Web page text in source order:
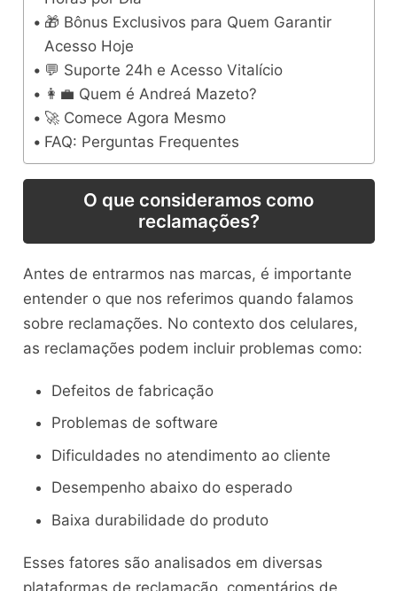
🎁 Bônus Exclusivos para Quem Garantir
Acesso Hoje
💬 Suporte 24h e Acesso Vitalício
👩‍💼 Quem é Andreá Mazeto?
🚀 Comece Agora Mesmo
FAQ: Perguntas Frequentes
O que consideramos como
reclamações?
Antes de entrarmos nas marcas, é importante
entender o que nos referimos quando falamos
sobre reclamações. No contexto dos celulares,
as reclamações podem incluir problemas como:
Defeitos de fabricação
Problemas de software
Dificuldades no atendimento ao cliente
Desempenho abaixo do esperado
Baixa durabilidade do produto
Esses fatores são analisados em diversas
plataformas de reclamação, comentários de